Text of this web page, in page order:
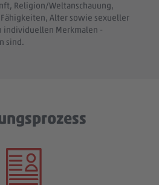
Religion/Weltanschauung,
Alter sowie sexueller
Merkmalen -
sind.